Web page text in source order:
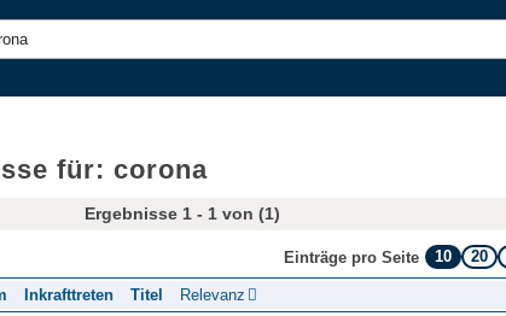
für: corona
Ergebnisse 1 - 1 von (1)
Einträge pro Seite 10 20
Inkrafttreten Titel Relevanz